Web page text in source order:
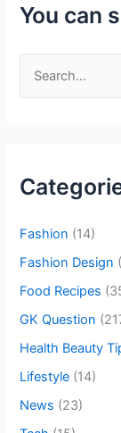
You can
h
:
Fashion (14)
Fashion Design
Food Recipes
GK Question
Health Beauty
Lifestyle (14)
News (23)